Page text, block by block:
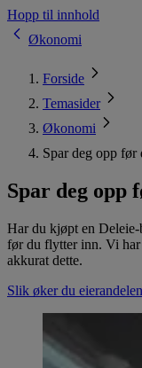
Hopp til innhold
Økonomi
Forside
Temasider
Økonomi
Spar deg opp
Spar deg opp
Har du kjøpt en
før du flytter inn. Vi har
akkurat dette.
Slik øker du